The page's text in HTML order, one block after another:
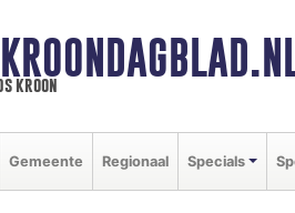
kroon
Gemeente Regionaal Specials